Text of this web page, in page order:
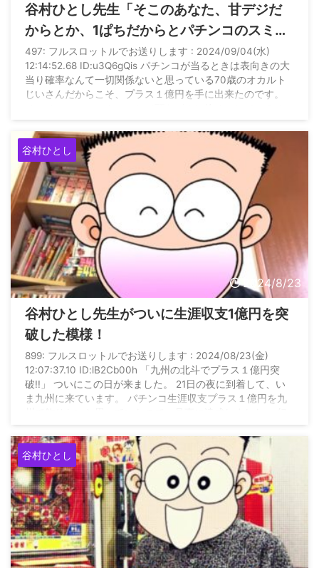
谷村ひとし先生「そこのあなた、甘デジだ
からとか、1ぱちだからとパチンコのスミッ
コにチマチマ逃げてるとしたら、負けて当
然です」
497: フルスロットルでお送りします : 2024/09/04(水)
12:14:52.68 ID:u3Q6gQis パチンコが当るときは表向きの大
当り確率なんて一切関係ないと思っている70歳のオカルト
じいさんだからこそ、プラス１億円を手に出来たのです。
ミッコにチマチマ逃げてるとしたら、負けて当然です。 店
の思うツボの行動をとっていると思って下さい。 シッカリ
理数系の頭でパチンコを打ってる方、“ ...
谷村ひとし
2024/8/23
谷村ひとし先生がついに生涯収支1億円を突
破した模様！
899: フルスロットルでお送りします : 2024/08/23(金)
12:07:37.10 ID:lB2Cb00h 「九州の北斗でプラス１億円突
破!!」 ついにこの日が来ました。 21日の夜に到着して、い
ま九州に来ています。 パチンコ生涯収支プラス１億円を九
るかのように大勝ちもなく、小さな負けで行ったり来たり
で、目の前の１億円が遠かった２週間です。 わざと負けて
るわけでもないのですが、e北斗の拳 ...
谷村ひとし